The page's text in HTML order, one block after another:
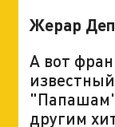
Жерар
А вот
другим